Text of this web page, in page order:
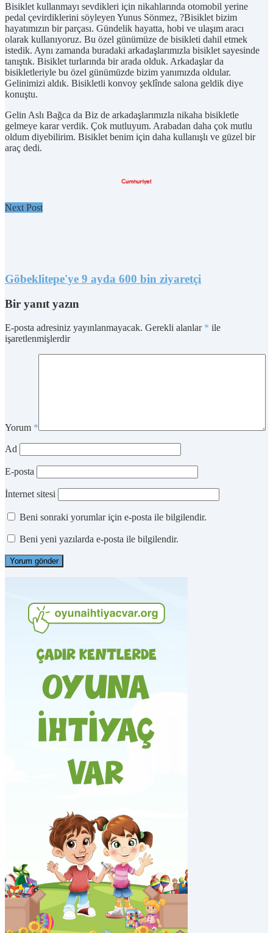
Bisiklet kullanmayı sevdikleri için nikahlarında otomobil yerine
pedal çevirdiklerini söyleyen Yunus Sönmez, ?Bisiklet bizim
hayatımızın bir parçası. Gündelik hayatta, hobi ve ulaşım aracı
olarak kullanıyoruz. Bu özel günümüze de bisikleti dahil etmek
istedik. Aynı zamanda buradaki arkadaşlarımızla bisiklet sayesinde
tanıştık. Bisiklet turlarında bir arada olduk. Arkadaşlar da
bisikletleriyle bu özel günümüzde bizim yanımızda oldular.
Gelinimizi aldık. Bisikletli konvoy şeklînde salona geldik diye
konuştu.
Gelin Aslı Bağca da Biz de arkadaşlarımızla nikaha bisikletle
gelmeye karar verdik. Çok mutluyum. Arabadan daha çok mutlu
oldum diyebilirim. Bisiklet benim için daha kullanışlı ve güzel bir
araç dedi.
Next Post
Göbeklitepe'ye 9 ayda 600 bin ziyaretçi
Bir yanıt yazın
E-posta adresiniz yayınlanmayacak. Gerekli alanlar * ile
işaretlenmişlerdir
Yorum *
Ad
E-posta
İnternet sitesi
Beni sonraki yorumlar için e-posta ile bilgilendir.
Beni yeni yazılarda e-posta ile bilgilendir.